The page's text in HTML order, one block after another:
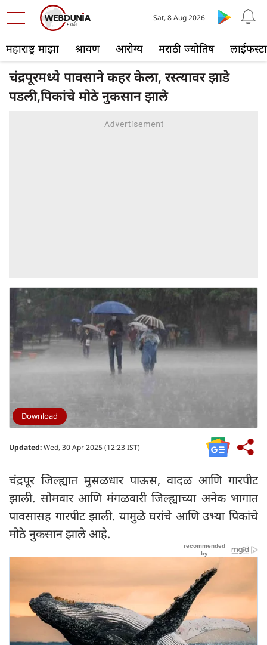
महाराष्ट्र माझा श्रावण आरोग्य मराठी ज्योतिष
Sat, 8 Aug 2026
चंद्रपूरमध्ये पावसाने कहर केला, रस्त्यावर झाडे
पडली,पिकांचे मोठे नुकसान झाले
Download
Updated:Wed, 30 Apr 2025 (12:23 IST)
चंद्रपूर जिल्ह्यात मुसळधार पाऊस, वादळ आणि गारपीट
झाली. सोमवार आणि मंगळवारी जिल्ह्याच्या अनेक भागात
पावसासह गारपीट झाली. यामुळे घरांचे आणि उभ्या पिकांचे
मोठे नुकसान झाले आहे.